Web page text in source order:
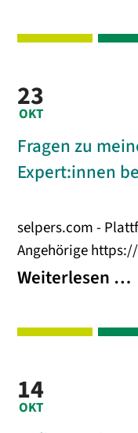
23
OKT
Fragen zu
Expert:innen
selpers.com -
Angehörige
Weiterlesen …
14
OKT